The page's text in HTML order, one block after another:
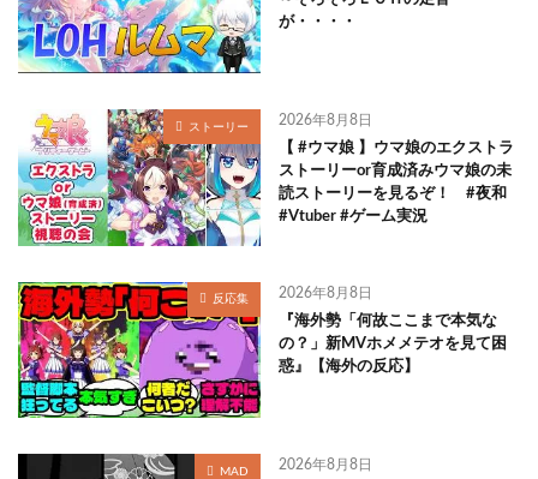
が・・・・
ストーリー 2026年8月8日
【 #ウマ娘 】ウマ娘のエクストラ
ストーリーor育成済みウマ娘の未
読ストーリーを見るぞ！ #夜和
#Vtuber #ゲーム実況
反応集 2026年8月8日
『海外勢「何故ここまで本気な
の？」新MVホメメテオを見て困
惑』【海外の反応】
MAD 2026年8月8日